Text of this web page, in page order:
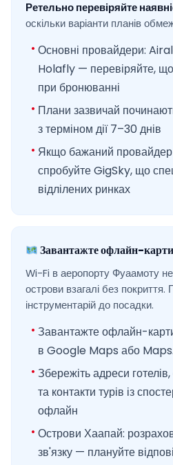
Ретельно перевіряйте
оскільки варіанти планів
Основні провайдери:
Holafly — перевіряйте,
при бронюванні
Плани зазвичай
з терміном дії 7–30 днів
Якщо бажаний
спробуйте GigSky, що
відлілених ринках
Завантажте офлайн-
Wi-Fi в аеропорту Фуаамоту
острови взагалі без
інструментарій до посадки.
Завантажте офлайн-
в Google Maps або
Збережіть адреси
та контакти турів із
офлайн
Острови Хаапай:
зв'язку — плануйте